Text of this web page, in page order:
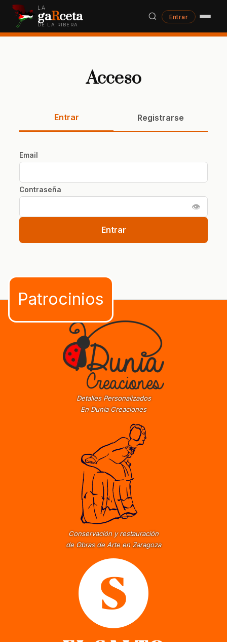
LA
gaRceta
DE LA RIBERA
Entrar
Acceso
Entrar Registrarse
Email
Contraseña
👁
Entrar
Detalles Personalizados
En Dunia Creaciones
Conservación y restauración
de Obras de Arte en Zaragoza